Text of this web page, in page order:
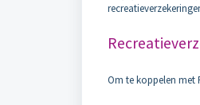
Om te koppelen met